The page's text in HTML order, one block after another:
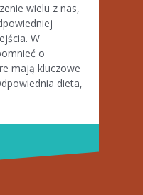
wielu z nas,
W
o
mają kluczowe
dieta,